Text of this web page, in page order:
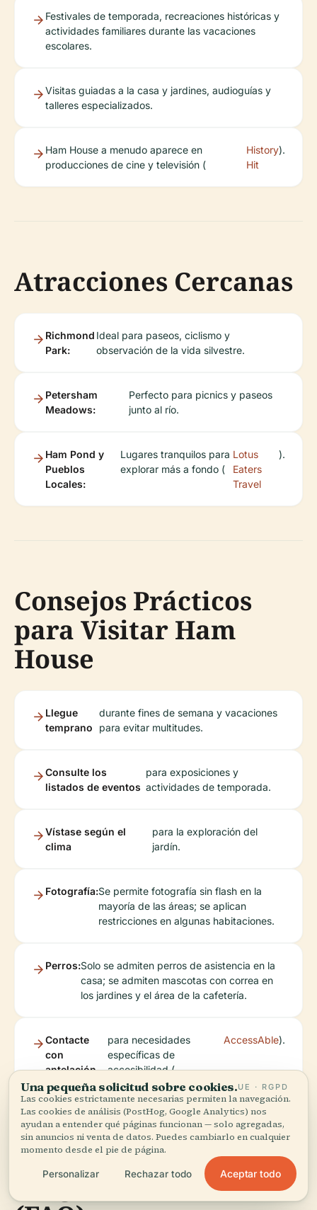
Festivales de temporada, recreaciones históricas y
actividades familiares durante las vacaciones
escolares.
Visitas guiadas a la casa y jardines, audioguías y
talleres especializados.
Ham House a menudo aparece en
producciones de cine y televisión (
History
Hit
).
Atracciones Cercanas
Richmond
Park:
Ideal para paseos, ciclismo y
observación de la vida silvestre.
Petersham
Meadows:
Perfecto para picnics y paseos
junto al río.
Ham Pond y
Pueblos
Locales:
Lugares tranquilos para
explorar más a fondo (
Lotus
Eaters
Travel
).
Consejos Prácticos
para Visitar Ham
House
Llegue
temprano
durante fines de semana y vacaciones
para evitar multitudes.
Consulte los
listados de eventos
para exposiciones y
actividades de temporada.
Vístase según el
clima
para la exploración del
jardín.
Fotografía:Se permite fotografía sin flash en la
mayoría de las áreas; se aplican
restricciones en algunas habitaciones.
Perros:Solo se admiten perros de asistencia en la
casa; se admiten mascotas con correa en
los jardines y el área de la cafetería.
Contacte
con
antelación
para necesidades
específicas de
accesibilidad (
AccessAble).
Preguntas Frecuentes
Una pequeña solicitud sobre cookies.UE · RGPD
Las cookies estrictamente necesarias permiten la navegación.
Las cookies de análisis (PostHog, Google Analytics) nos
ayudan a entender qué páginas funcionan — solo agregadas,
sin anuncios ni venta de datos. Puedes cambiarlo en cualquier
momento desde el pie de página.
Personalizar Rechazar todo Aceptar todo